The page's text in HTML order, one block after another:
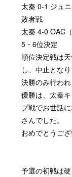
太秦 0-1 ジュ
敗者戦
太秦 4-0 OAC（
5・6位決定
順位決定戦は
し、中止となり
決勝のみ行われ
優勝は、太秦
プ戦でお世話
さんでした。
おめでとうござ
予選の初戦は